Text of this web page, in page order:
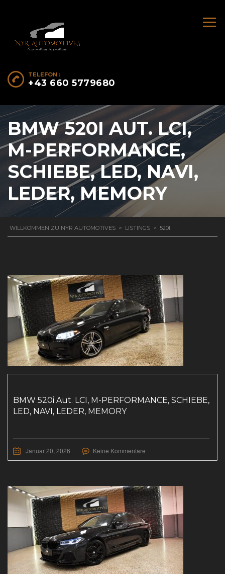
TELEFON :
+43 660 5779680
BMW 520I AUT. LCI,
M-PERFORMANCE,
SCHIEBE, LED, NAVI,
LEDER, MEMORY
WILLKOMMEN ZU NYR AUTOMOTIVES > LISTINGS > 520I
BMW 520i Aut. LCI, M-PERFORMANCE, SCHIEBE,
LED, NAVI, LEDER, MEMORY
Januar 20, 2026 Keine Kommentare